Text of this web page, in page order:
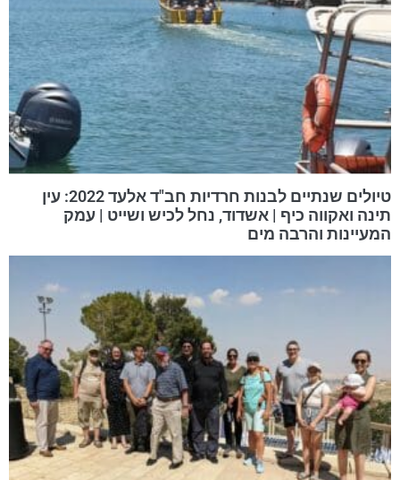
טיולים שנתיים לבנות חרדיות חב"ד אלעד 2022: עין
תינה ואקווה כיף | אשדוד, נחל לכיש ושייט | עמק
המעיינות והרבה מים